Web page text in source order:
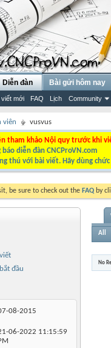
Diễn đàn
viết mới FAQ Lịch Community
Bài gửi hôm nay
viên vusvus
tham khảo Nội quy trước khi
báo diễn đàn CNCProVN.com
thú với bài viết. Hãy dùng chức
be sure to check out the FAQ by
đầu
08-2015
06-2022 11:15:59
All
No